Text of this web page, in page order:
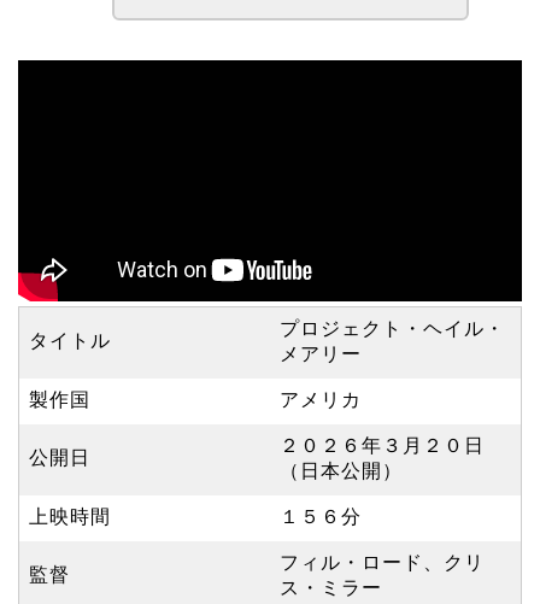
タイトル
プロジェクト・ヘイル・
メアリー
製作国 アメリカ
公開日
２０２６年３月２０日
（日本公開）
上映時間 １５６分
監督
フィル・ロード、クリ
ス・ミラー